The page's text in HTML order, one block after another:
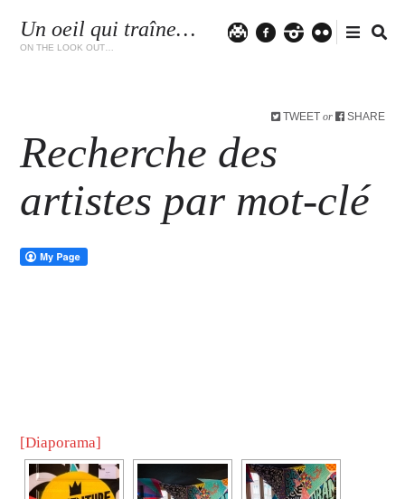
Un oeil qui traîne…
ON THE LOOK OUT…
TWEET or SHARE
Recherche des
artistes par mot-clé
[Diaporama]